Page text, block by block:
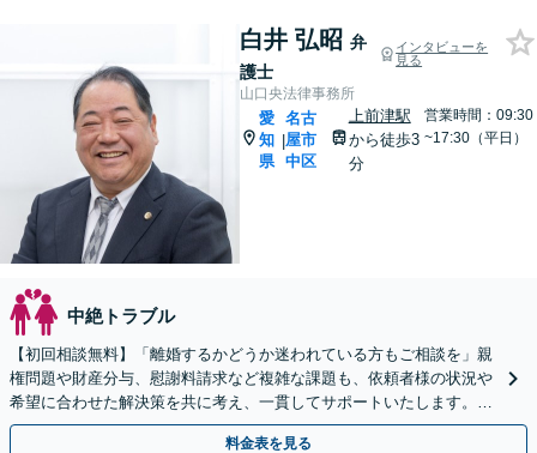
白井 弘昭 弁
護士
インタビューを
見る
山口央法律事務所
愛
知
県
|
名古
屋市
中区
上前津駅
から徒歩3
分
営業時間：09:30
~17:30（平日）
中絶トラブル
【初回相談無料】「離婚するかどうか迷われている方もご相談を」親
権問題や財産分与、慰謝料請求など複雑な課題も、依頼者様の状況や
希望に合わせた解決策を共に考え、一貫してサポートいたします。
「熟年離婚のご相談もお任せください」【休日・夜間相談可】
料金表を見る